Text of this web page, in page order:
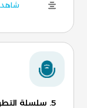
شاهد
5. سلسلة